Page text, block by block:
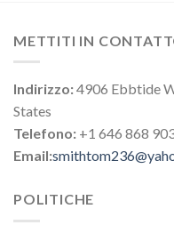
METTITI IN
Indirizzo:4906 Ebbtide
States
Telefono: +1 646 868
Email:
POLITICHE